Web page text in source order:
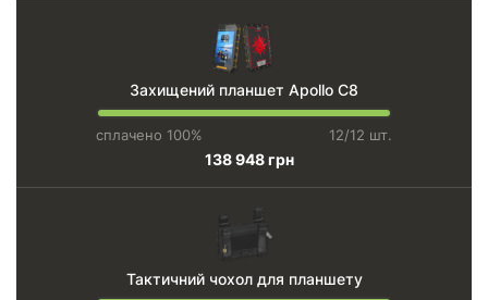
Захищений планшет Apollo C8
сплачено 100% 12/12 шт.
138 948 грн
Тактичний чохол для планшету